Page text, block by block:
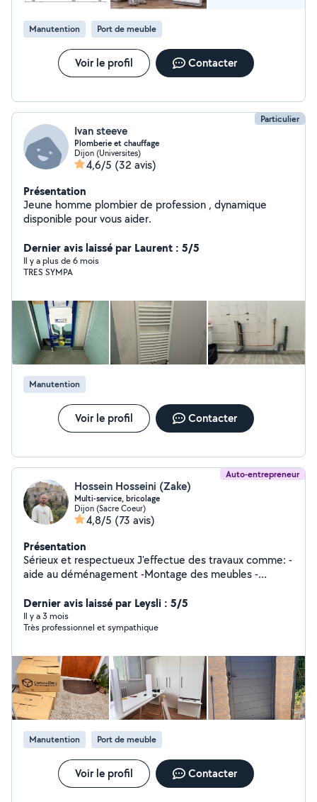
Manutention Port de meuble
Voir le profil Contacter
Particulier
Ivan steeve
Plomberie et chauffage
Dijon (Universites)
4,6/5 (32 avis)
Présentation
Jeune homme plombier de profession , dynamique
disponible pour vous aider.
Dernier avis laissé par Laurent : 5/5
Il y a plus de 6 mois
TRES SYMPA
Manutention
Voir le profil Contacter
Auto-entrepreneur
Hossein Hosseini (Zake)
Multi-service, bricolage
Dijon (Sacre Coeur)
4,8/5 (73 avis)
Présentation
Sérieux et respectueux J'effectue des travaux comme: -
aide au déménagement -Montage des meubles -
bain -Divers bricolage
Dernier avis laissé par Leysli : 5/5
Il y a 3 mois
Très professionnel et sympathique
Manutention Port de meuble
Voir le profil Contacter